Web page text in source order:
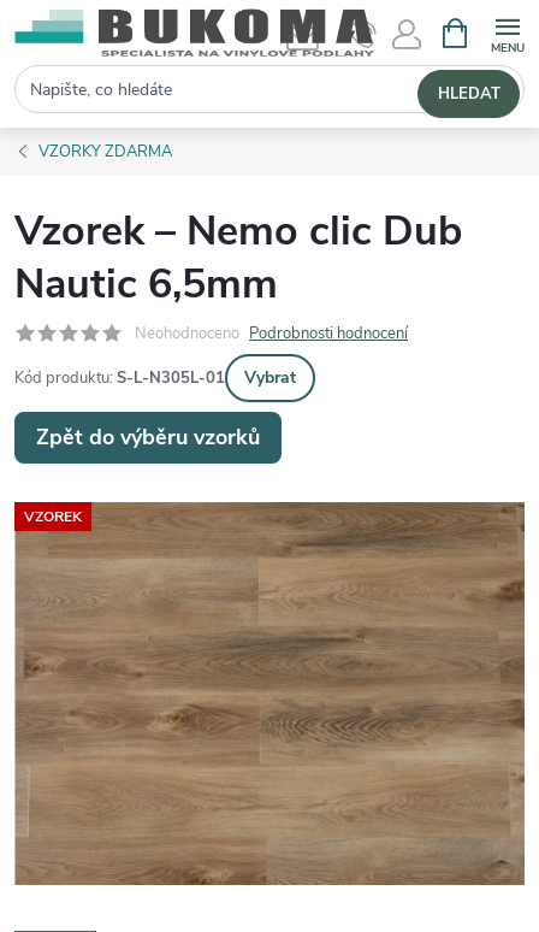
Hledat HLEDAT
VZORKY ZDARMA
Vzorek – Nemo clic Dub
Nautic 6,5mm
Neohodnoceno Podrobnosti hodnocení
Kód produktu: S-L-N305L-01 Vybrat
Zpět do výběru vzorků
VZOREK